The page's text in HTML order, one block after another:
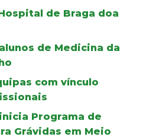
de Braga doa
de Medicina da
com vínculo
Programa de
Grávidas em Meio